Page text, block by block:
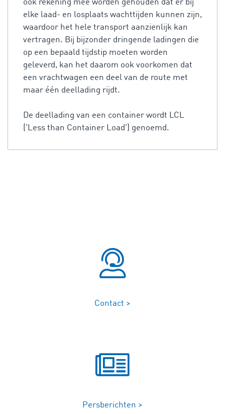
ook rekening mee worden gehouden dat er bij
elke laad- en losplaats wachttijden kunnen zijn,
waardoor het hele transport aanzienlijk kan
vertragen. Bij bijzonder dringende ladingen die
op een bepaald tijdstip moeten worden
geleverd, kan het daarom ook voorkomen dat
een vrachtwagen een deel van de route met
maar één deellading rijdt.
De deellading van een container wordt LCL
('Less than Container Load') genoemd.
Contact >
Persberichten >